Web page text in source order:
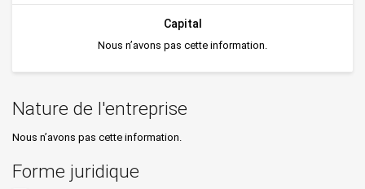
Capital
Nous n’avons pas cette information.
Nature de l'entreprise
Nous n’avons pas cette information.
Forme juridique